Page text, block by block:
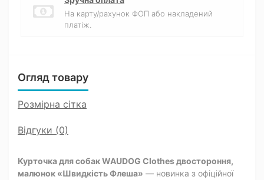
На карту/рахунок ФОП або накладений
платіж.
Огляд товару
Розмірна сітка
Відгуки (0)
Курточка для собак WAUDOG Clothes двостороння,
малюнок «Швидкість Флеша» — новинка з офіційної